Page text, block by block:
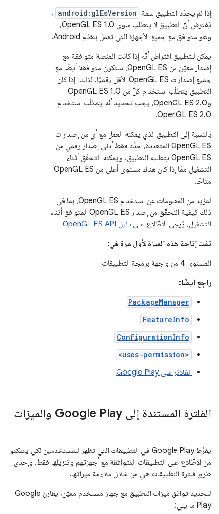
إذا لم يحدّد التطبيق سمة android:glEsVersion ،
يُفترض أنّ التطبيق لا يتطلّب سوى OpenGL ES 1.0،
وهو متوافق مع جميع الأجهزة التي تعمل بنظام Android.
يمكن للتطبيق افتراض أنّه إذا كانت المنصة متوافقة مع
إصدار معيّن من OpenGL ES، ستكون متوافقة أيضًا مع
جميع إصدارات OpenGL ES الأقل رقميًا. لذلك، إذا كان
التطبيق يتطلّب استخدام كلّ من OpenGL ES 1.0
وOpenGL ES 2.0، يجب تحديد أنّه يتطلّب استخدام
OpenGL ES 2.0.
بالنسبة إلى التطبيق الذي يمكنه العمل مع أي من إصدارات
OpenGL ES المتعددة، حدِّد فقط أدنى إصدار رقمي من
OpenGL ES يتطلبه التطبيق. ويمكنه التحقّق أثناء
التشغيل ممّا إذا كان هناك مستوى أعلى من OpenGL ES
متاحًا.
لمزيد من المعلومات عن استخدام OpenGL ES، بما في
ذلك كيفية التحقّق من إصدار OpenGL ES المتوافق أثناء
التشغيل، يُرجى الاطّلاع على دليل OpenGL ES API
.
تمّت إتاحة هذه الميزة لأول مرة في:
المستوى 4 من واجهة برمجة التطبيقات
راجِع أيضًا:
PackageManager
FeatureInfo
ConfigurationInfo
<uses-permission>
الفلاتر على Google Play
الفلترة المستندة إلى Google Play والميزات
يفرِّط Google Play في التطبيقات التي تظهر للمستخدمين لكي يتمكنوا
من الاطّلاع على التطبيقات المتوافقة مع أجهزتهم وتنزيلها فقط. وإحدى
طرق فلترة التطبيقات هي من خلال ملاءمة ميزاتها.
لتحديد توافق ميزات التطبيق مع جهاز مستخدم معيّن، يقارن Google
Play ما يلي: